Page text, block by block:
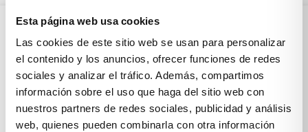
Esta página web usa cookies
Las cookies de este sitio web se usan para personalizar
el contenido y los anuncios, ofrecer funciones de redes
sociales y analizar el tráfico. Además, compartimos
información sobre el uso que haga del sitio web con
nuestros partners de redes sociales, publicidad y análisis
web, quienes pueden combinarla con otra información
Sobre Xíkara
Inicio
Blog